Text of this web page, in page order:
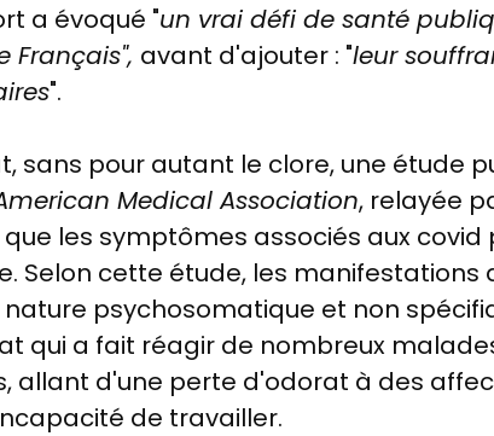
a évoqué "un vrai défi de santé
Français", avant d'ajouter : "leur
".
sans pour autant le clore, une étude
Medical Association, relayée
les symptômes associés aux
Selon cette étude, les
psychosomatique et non
qui a fait réagir de nombreux
allant d'une perte d'odorat à des
de travailler.